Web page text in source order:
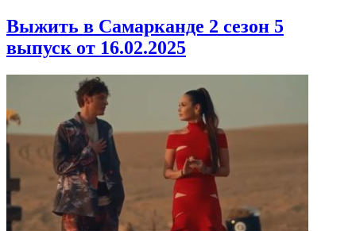
Выжить в Самарканде 2 сезон 5
выпуск от 16.02.2025